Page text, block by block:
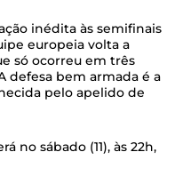
inédita às semifinais
europeia volta a
só ocorreu em três
defesa bem armada é a
pelo apelido de
no sábado (11), às 22h,